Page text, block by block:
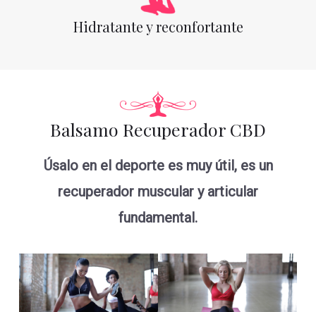
Hidratante y reconfortante
Balsamo Recuperador CBD
Úsalo en el deporte es muy útil, es un
recuperador muscular y articular
fundamental.